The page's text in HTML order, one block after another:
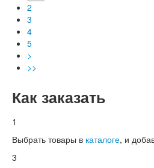
2
3
4
5
>
>>
Как заказать
1
Выбрать товары в каталоге, и
3